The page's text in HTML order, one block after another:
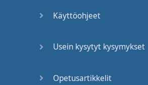
Käyttöohjeet
Usein kysytyt kysymykset
Opetusartikkelit